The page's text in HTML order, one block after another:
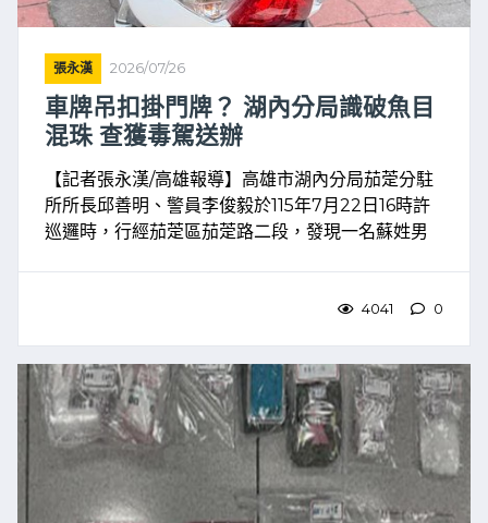
張永漢 2026/07/26
車牌吊扣掛門牌？ 湖內分局識破魚目
混珠 查獲毒駕送辦
【記者張永漢/高雄報導】高雄市湖內分局茄萣分駐
所所長邱善明、警員李俊毅於115年7月22日16時許
巡邏時，行經茄萣區茄萣路二段，發現一名蘇姓男
4041 0